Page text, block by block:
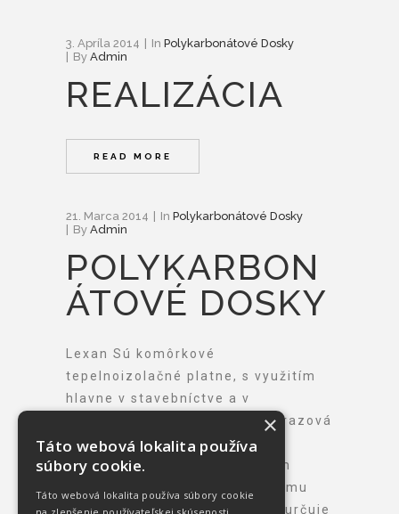
3. Apríla 2014 In Polykarbonátové Dosky
By Admin
REALIZÁCIA
READ MORE
21. Marca 2014 In Polykarbonátové Dosky
By Admin
POLYKARBON
ÁTOVÉ DOSKY
Lexan Sú komôrkové
tepelnoizolačné platne, s využitím
hlavne v stavebníctve a v
priemyselnom zasklievaní. Nárazová
odolnosť, UV filter, dlhodobá
odolnosť proti poveternostným
vplyvom a stále sa zhoršujúcemu
životnému prostrediu ich predurčuje
×
Táto webová lokalita používa
súbory cookie.
Táto webová lokalita používa súbory cookie